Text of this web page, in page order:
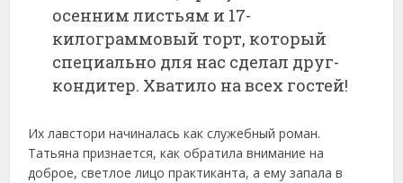
осенним листьям и 17-
килограммовый торт, который
специально для нас сделал друг-
кондитер. Хватило на всех гостей!
Их лавстори начиналась как служебный роман.
Татьяна признается, как обратила внимание на
доброе, светлое лицо практиканта, а ему запала в